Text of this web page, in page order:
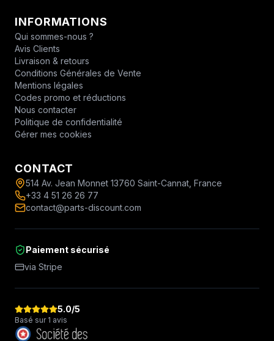
INFORMATIONS
Qui sommes-nous ?
Avis Clients
Livraison & retours
Conditions Générales de Vente
Mentions légales
Codes promo et réductions
Nous contacter
Politique de confidentialité
Gérer mes cookies
CONTACT
514 Av. Jean Monnet 13760 Saint-Cannat, France
+33 4 51 26 26 77
contact@parts-discount.com
Paiement sécurisé
via Stripe
5.0/5
Basé sur 1 avis